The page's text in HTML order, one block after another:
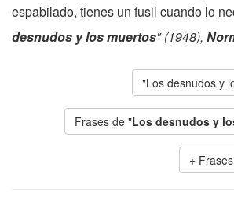
espabilado, tienes un fusil cuando lo
desnudos y los muertos" (1948),
"Los desnudos y
Frases de "Los desnudos y